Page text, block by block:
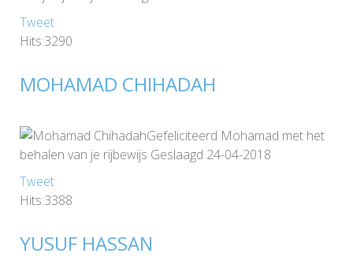
Tweet
Hits:3290
MOHAMAD CHIHADAH
Gefeliciteerd Mohamad met het
behalen van je rijbewijs Geslaagd 24-04-2018
Tweet
Hits:3388
YUSUF HASSAN